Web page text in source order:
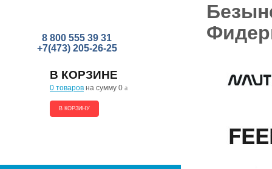
8 800 555 39 31
+7(473) 205-26-25
В КОРЗИНЕ
0 товаров на сумму 0 a
В КОРЗИНУ